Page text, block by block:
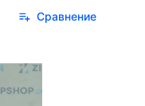
Сравнение